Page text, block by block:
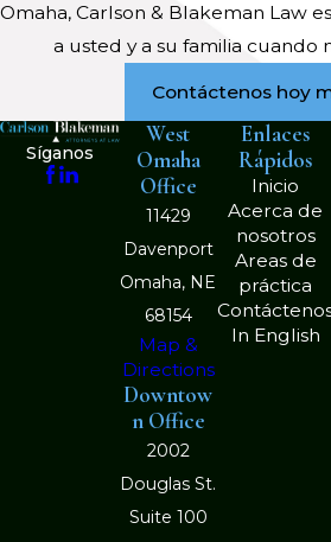
Omaha, Carlson & Blakeman Law
a usted y a su familia cuando
Contáctenos hoy
Síganos
West
Omaha
Office
11429
Davenport
Omaha, NE
68154
Map &
Directions
Downtow
n Office
2002
Douglas St.
Suite 100
Enlaces
Rápidos
Inicio
Acerca de
nosotros
Areas de
práctica
In English